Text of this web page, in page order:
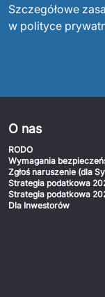
Szczegółowe
w polityce
O nas
RODO
Wymagania
Zgłoś naruszenie (dla
Strategia podatkowa
Strategia podatkowa
Dla Inwestorów